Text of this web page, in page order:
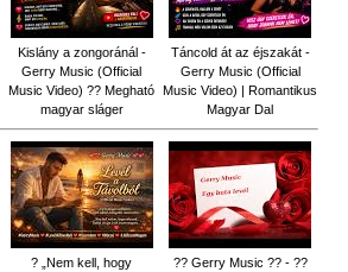
Kislány a zongoránál -
Gerry Music (Official
Music Video) ?? Megható
magyar sláger
Táncold át az éjszakát -
Gerry Music (Official
Music Video) | Romantikus
Magyar Dal
? „Nem kell, hogy
?? Gerry Music ?? - ??